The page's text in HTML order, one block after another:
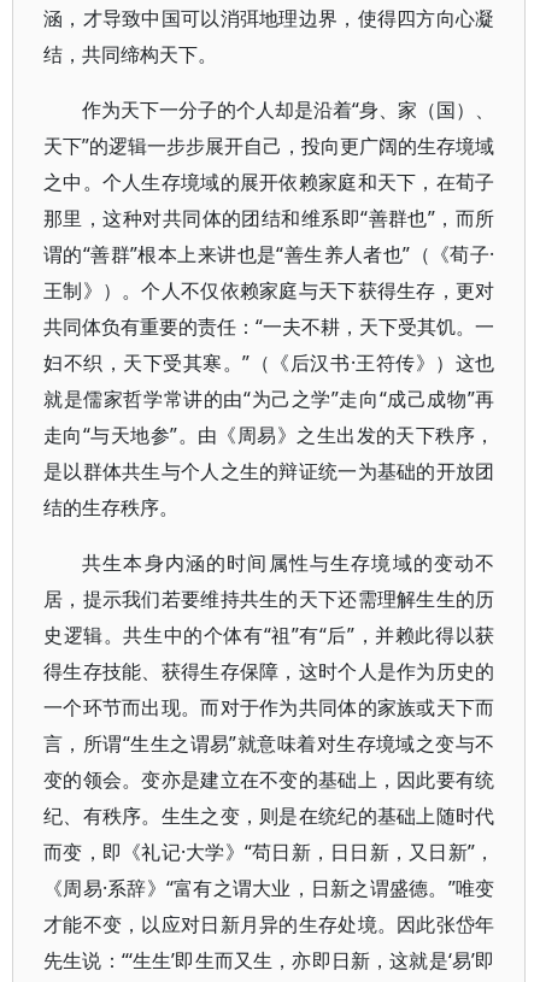
涵，才导致中国可以消弭地理边界，使得四方向心凝
结，共同缔构天下。
作为天下一分子的个人却是沿着“身、家（国）、
天下”的逻辑一步步展开自己，投向更广阔的生存境域
之中。个人生存境域的展开依赖家庭和天下，在荀子
那里，这种对共同体的团结和维系即“善群也”，而所
谓的“善群”根本上来讲也是“善生养人者也”（《荀子·
王制》）。个人不仅依赖家庭与天下获得生存，更对
共同体负有重要的责任：“一夫不耕，天下受其饥。一
妇不织，天下受其寒。”（《后汉书·王符传》）这也
就是儒家哲学常讲的由“为己之学”走向“成己成物”再
走向“与天地参”。由《周易》之生出发的天下秩序，
是以群体共生与个人之生的辩证统一为基础的开放团
结的生存秩序。
共生本身内涵的时间属性与生存境域的变动不
居，提示我们若要维持共生的天下还需理解生生的历
史逻辑。共生中的个体有“祖”有“后”，并赖此得以获
得生存技能、获得生存保障，这时个人是作为历史的
一个环节而出现。而对于作为共同体的家族或天下而
言，所谓“生生之谓易”就意味着对生存境域之变与不
变的领会。变亦是建立在不变的基础上，因此要有统
纪、有秩序。生生之变，则是在统纪的基础上随时代
而变，即《礼记·大学》“苟日新，日日新，又日新”，
《周易·系辞》“富有之谓大业，日新之谓盛德。”唯变
才能不变，以应对日新月异的生存处境。因此张岱年
先生说：“‘生生’即生而又生，亦即日新，这就是‘易’即